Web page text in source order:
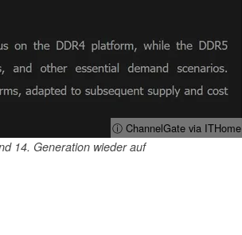
ⓘ ChannelGate via ITHome
14. Generation wieder auf